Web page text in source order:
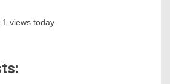
, 1 views today